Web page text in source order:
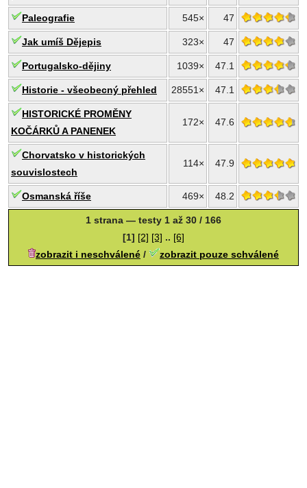
Paleografie 545× 47
Jak umíš Dějepis 323× 47
Portugalsko-dějiny 1039× 47.1
Historie - všeobecný přehled 28551× 47.1
HISTORICKÉ PROMĚNY
KOČÁRKŮ A PANENEK
172× 47.6
Chorvatsko v historických
souvislostech
114× 47.9
Osmanská říše 469× 48.2
1 strana — testy 1 až 30 / 166
[1] [2] [3] .. [6]
zobrazit i neschválené / zobrazit pouze schválené